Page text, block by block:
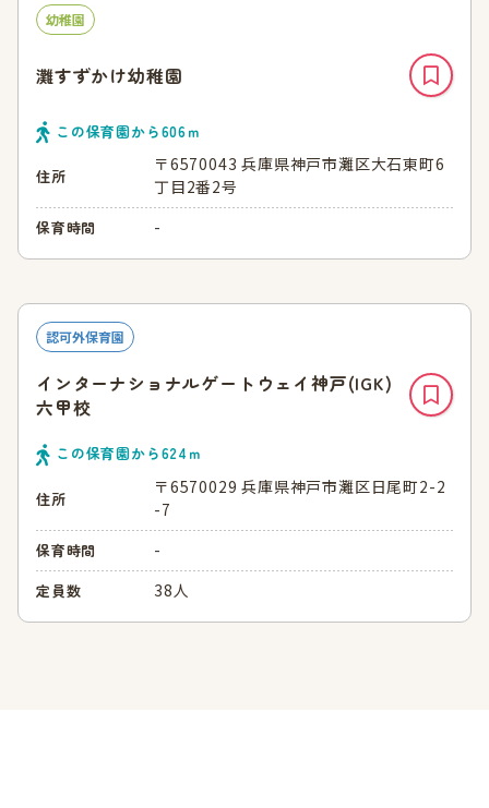
幼稚園
灘すずかけ幼稚園
この保育園から606ｍ
住所
〒6570043 兵庫県神戸市灘区大石東町6
丁目2番2号
保育時間 -
認可外保育園
インターナショナルゲートウェイ神戸(IGK)
六甲校
この保育園から624 ｍ
住所
〒6570029 兵庫県神戸市灘区日尾町2-2
-7
保育時間 -
定員数 38人